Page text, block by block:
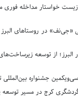
خواستار مداخله فوری
«جی‌نف» در روستاهای البرز
البرز؛ از توسعه
جشنواره
کرج در مسیر توسعه